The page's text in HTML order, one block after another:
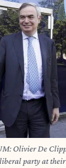
Olivier De
party at